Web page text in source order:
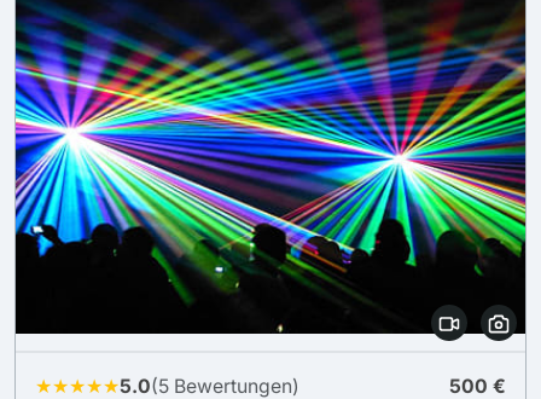
★★★★★5.0(5 Bewertungen) 500 €